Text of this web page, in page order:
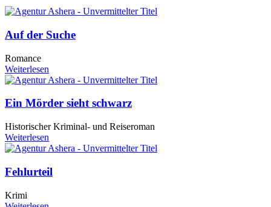
Auf der Suche
Romance
Weiterlesen
Ein Mörder sieht schwarz
Historischer Kriminal- und Reiseroman
Weiterlesen
Fehlurteil
Krimi